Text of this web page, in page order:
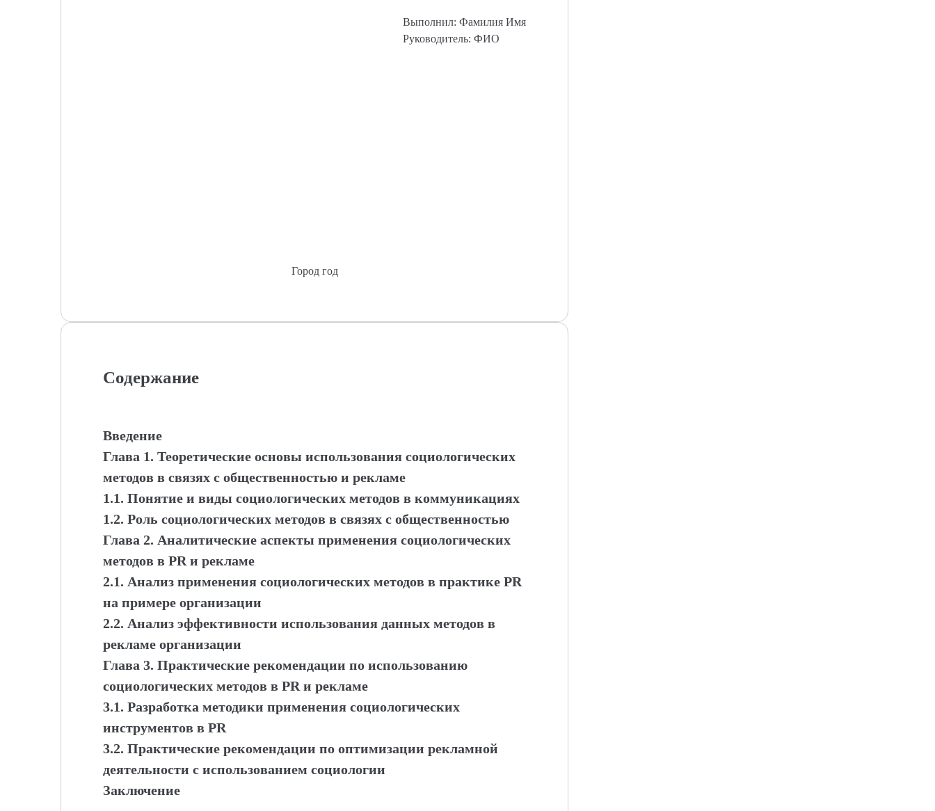
Выполнил: Фамилия Имя
Руководитель: ФИО
Город год
Содержание
Введение
Глава 1. Теоретические основы использования социологических
методов в связях с общественностью и рекламе
1.1. Понятие и виды социологических методов в коммуникациях
1.2. Роль социологических методов в связях с общественностью
Глава 2. Аналитические аспекты применения социологических
методов в PR и рекламе
2.1. Анализ применения социологических методов в практике PR
на примере организации
2.2. Анализ эффективности использования данных методов в
рекламе организации
Глава 3. Практические рекомендации по использованию
социологических методов в PR и рекламе
3.1. Разработка методики применения социологических
инструментов в PR
3.2. Практические рекомендации по оптимизации рекламной
деятельности с использованием социологии
Заключение